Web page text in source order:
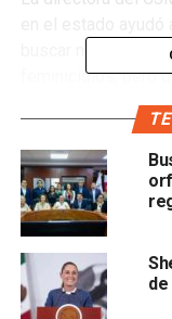
buscar nuevas
feminicidios, pero
concientizar a los
Julieta Méndez
la Alerta de
en lo funcional,